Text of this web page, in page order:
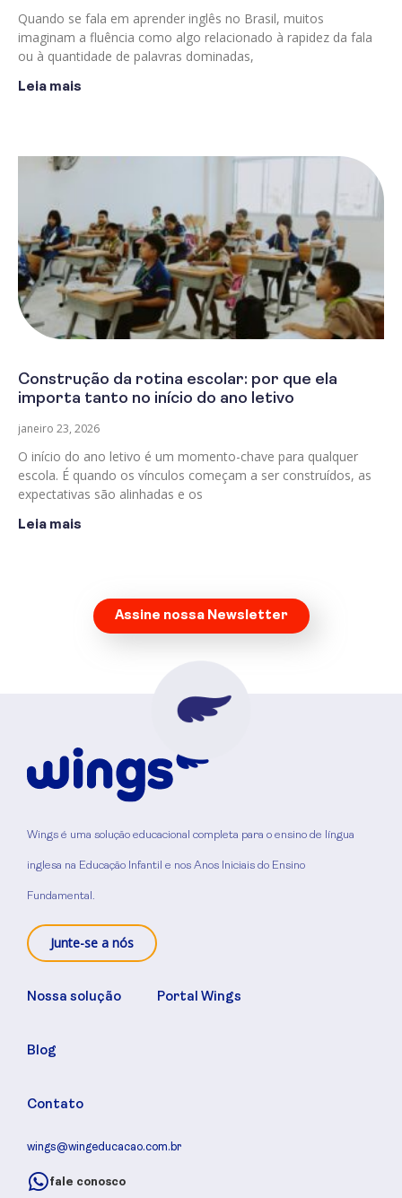
Quando se fala em aprender inglês no Brasil, muitos
imaginam a fluência como algo relacionado à rapidez da fala
ou à quantidade de palavras dominadas,
Leia mais
Construção da rotina escolar: por que ela
importa tanto no início do ano letivo
janeiro 23, 2026
O início do ano letivo é um momento-chave para qualquer
escola. É quando os vínculos começam a ser construídos, as
expectativas são alinhadas e os
Leia mais
Assine nossa Newsletter
Wings é uma solução educacional completa para o ensino de língua
inglesa na Educação Infantil e nos Anos Iniciais do Ensino
Fundamental.
Junte-se a nós
Nossa solução
Blog
Contato
Portal Wings
wings@wingeducacao.com.br
fale conosco